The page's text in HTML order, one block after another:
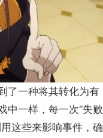
了一种将其转化为有
中一样，每一次“失败
这些来影响事件，确